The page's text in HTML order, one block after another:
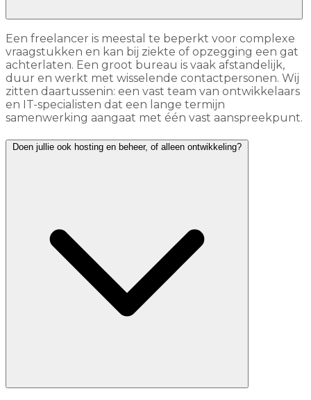
Een freelancer is meestal te beperkt voor complexe
vraagstukken en kan bij ziekte of opzegging een gat
achterlaten. Een groot bureau is vaak afstandelijk,
duur en werkt met wisselende contactpersonen. Wij
zitten daartussenin: een vast team van ontwikkelaars
en IT-specialisten dat een lange termijn
samenwerking aangaat met één vast aanspreekpunt.
Doen jullie ook hosting en beheer, of alleen ontwikkeling?